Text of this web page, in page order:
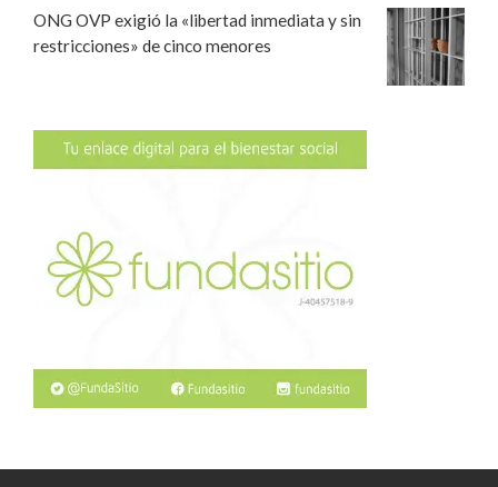
ONG OVP exigió la «libertad inmediata y sin
restricciones» de cinco menores